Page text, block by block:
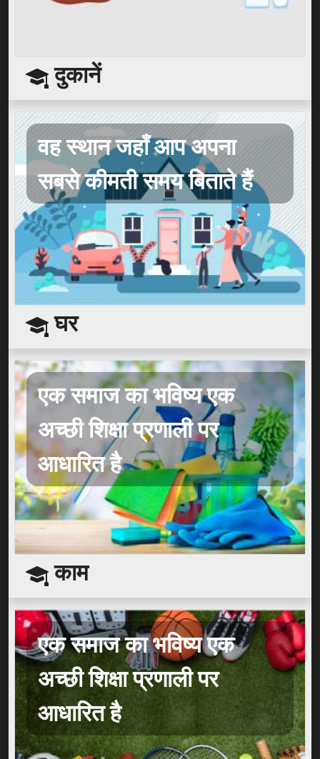
दुकानें
वह स्थान जहाँ आप अपना
सबसे कीमती समय बिताते हैं
घर
एक समाज का भविष्य एक
अच्छी शिक्षा प्रणाली पर
आधारित है
काम
एक समाज का भविष्य एक
अच्छी शिक्षा प्रणाली पर
आधारित है